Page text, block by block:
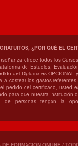
¿POR QUÉ EL
ofrece todos los
de Estudios,
del Diploma es OPCIONAL
a costear los gastos
pedido del certificado, usted
para que nuestra Institución
de personas tengan la
DE FORMACION ONLINE /